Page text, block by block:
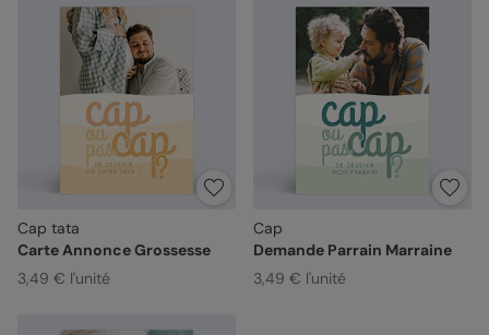
Cap tata
Carte Annonce Grossesse
3,49 € l'unité
Cap
Demande Parrain Marraine
3,49 € l'unité